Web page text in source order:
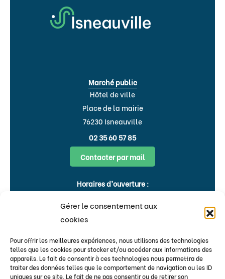
Gérer le consentement aux
cookies
Pour offrir les meilleures expériences, nous utilisons des technologies
telles que les cookies pour stocker et/ou accéder aux informations des
appareils. Le fait de consentir à ces technologies nous permettra de
traiter des données telles que le comportement de navigation ou les ID
uniques sur ce site. Le fait de ne pas consentir ou de retirer son
Marché public
Hôtel de ville
Place de la mairie
76230 Isneauville
02 35 60 57 85
Contacter par mail
Horaires d’ouverture :
Flash infos
Bulletins & newsletters